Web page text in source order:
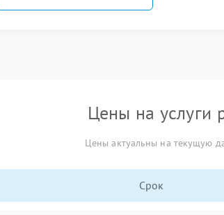
Цены на услуги
Цены актуальны на текущую
Срок